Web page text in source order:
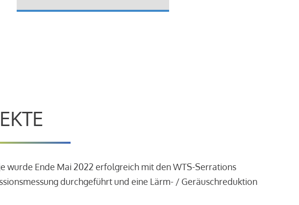
wurde Ende Mai 2022 erfolgreich mit den WTS-Serrations
durchgeführt und eine Lärm- / Geräuschreduktion